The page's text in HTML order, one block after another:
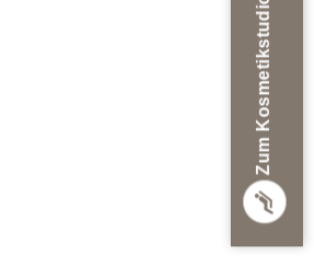
Zum Kosmetikstudio